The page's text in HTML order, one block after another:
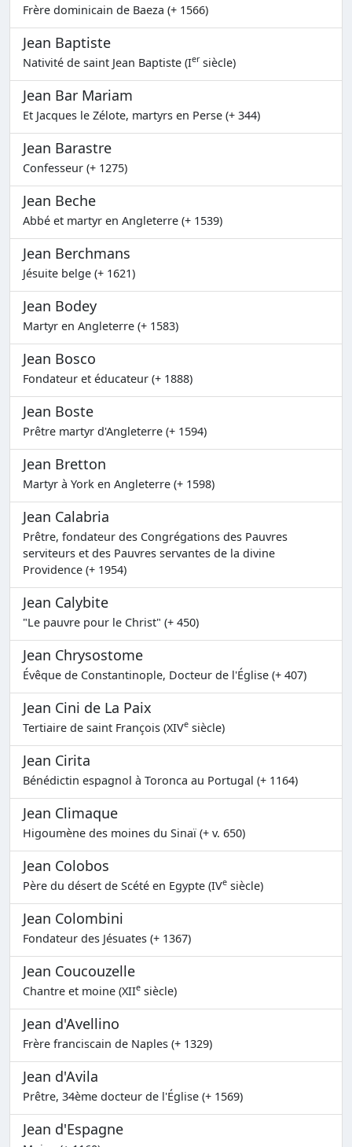
Frère dominicain de Baeza (+ 1566)
Jean Baptiste
Nativité de saint Jean Baptiste (Iersiècle)
Jean Bar Mariam
Et Jacques le Zélote, martyrs en Perse (+ 344)
Jean Barastre
Confesseur (+ 1275)
Jean Beche
Abbé et martyr en Angleterre (+ 1539)
Jean Berchmans
Jésuite belge (+ 1621)
Jean Bodey
Martyr en Angleterre (+ 1583)
Jean Bosco
Fondateur et éducateur (+ 1888)
Jean Boste
Prêtre martyr d'Angleterre (+ 1594)
Jean Bretton
Martyr à York en Angleterre (+ 1598)
Jean Calabria
Prêtre, fondateur des Congrégations des Pauvres
serviteurs et des Pauvres servantes de la divine
Providence (+ 1954)
Jean Calybite
"Le pauvre pour le Christ" (+ 450)
Jean Chrysostome
Évêque de Constantinople, Docteur de l'Église (+ 407)
Jean Cini de La Paix
Tertiaire de saint François (XIVe siècle)
Jean Cirita
Bénédictin espagnol à Toronca au Portugal (+ 1164)
Jean Climaque
Higoumène des moines du Sinaï (+ v. 650)
Jean Colobos
Père du désert de Scété en Egypte (IVe siècle)
Jean Colombini
Fondateur des Jésuates (+ 1367)
Jean Coucouzelle
Chantre et moine (XIIe siècle)
Jean d'Avellino
Frère franciscain de Naples (+ 1329)
Jean d'Avila
Prêtre, 34ème docteur de l'Église (+ 1569)
Jean d'Espagne